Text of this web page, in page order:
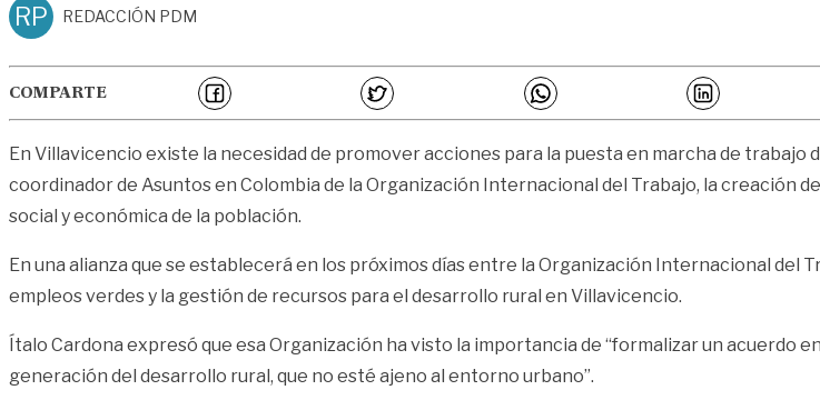
RP REDACCIÓN PDM
COMPARTE
En Villavicencio existe la necesidad de promover acciones para la puesta en marcha de
coordinador de Asuntos en Colombia de la Organización Internacional del Trabajo, la creación
social y económica de la población.
En una alianza que se establecerá en los próximos días entre la Organización Internacional del
empleos verdes y la gestión de recursos para el desarrollo rural en Villavicencio.
Ítalo Cardona expresó que esa Organización ha visto la importancia de “formalizar un acuerdo
generación del desarrollo rural, que no esté ajeno al entorno urbano”.